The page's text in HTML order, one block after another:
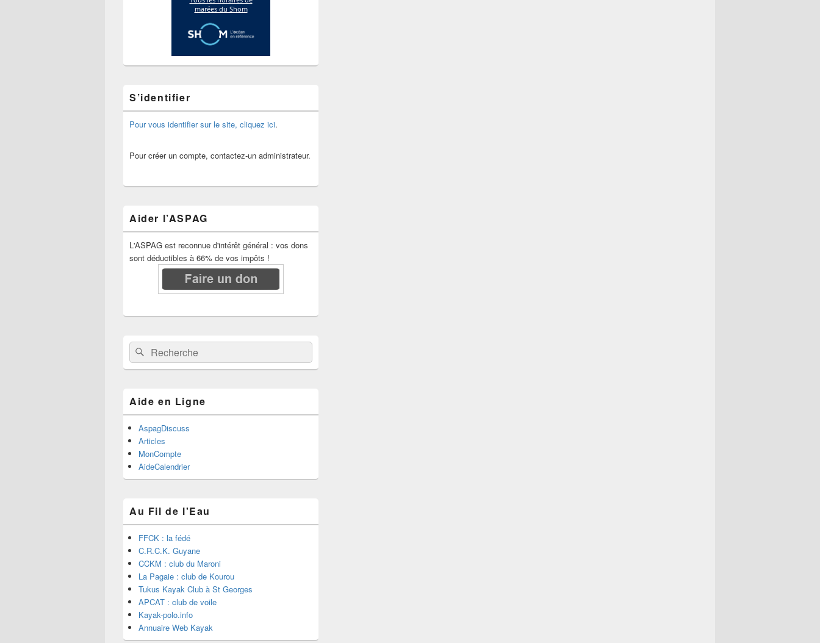
S’identifier
Pour vous identifier sur le site, cliquez ici.
Pour créer un compte, contactez-un administrateur.
Aider l’ASPAG
L'ASPAG est reconnue d'intérêt général : vos dons
sont déductibles à 66% de vos impôts !
Recherche :Rechercher
Aide en Ligne
AspagDiscuss
Articles
MonCompte
AideCalendrier
Au Fil de l'Eau
FFCK : la fédé
C.R.C.K. Guyane
CCKM : club du Maroni
La Pagaie : club de Kourou
Tukus Kayak Club à St Georges
APCAT : club de voile
Kayak-polo.info
Annuaire Web Kayak